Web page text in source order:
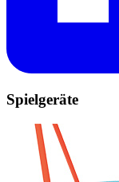
Spielgeräte